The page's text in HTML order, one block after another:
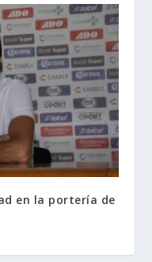
en la portería de